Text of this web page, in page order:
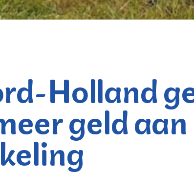
Holland
geld aan